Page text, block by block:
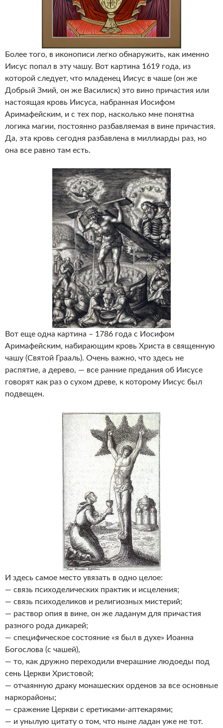
Более того, в иконописи легко обнаружить, как именно
Иисус попал в эту чашу. Вот картина 1619 года, из
которой следует, что младенец Иисус в чаше (он же
Добрый Змий, он же Василиск) это вино причастия или
настоящая кровь Иисуса, набранная Иосифом
Аримафейским, и с тех пор, насколько мне понятна
логика магии, постоянно разбавляемая в вине причастия.
Да, эта кровь сегодня разбавлена в миллиарды раз, но
она все равно там есть.
Вот еще одна картина – 1786 года с Иосифом
Аримафейским, набирающим кровь Христа в священную
чашу (Святой Грааль). Очень важно, что здесь не
распятие, а дерево, — все ранние предания об Иисусе
говорят как раз о сухом древе, к которому Иисус был
подвещен.
И здесь самое место увязать в одно целое:
— связь психоделических практик и исцеления;
— связь психоделиков и религиозных мистерий;
— раствор опия в вине, он же ладанум для причастия
разного рода дикарей;
— специфическое состояние «я был в духе» Иоанна
Богослова (с чашей),
— то, как дружно переходили вчерашние людоеды под
сень Церкви Христовой;
— отчаянную драку монашеских орденов за все основные
наркорайоны;
— сражение Церкви с еретиками-аптекарями;
— и унылую цитату о том, что ныне ладан уже не тот.